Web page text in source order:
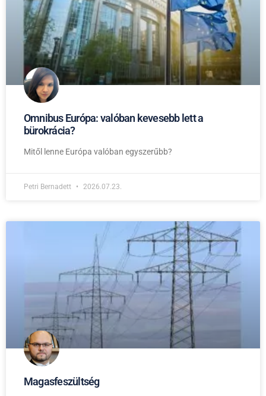
Omnibus Európa: valóban kevesebb lett a
bürokrácia?
Mitől lenne Európa valóban egyszerűbb?
Petri Bernadett 2026.07.23.
Magasfeszültség